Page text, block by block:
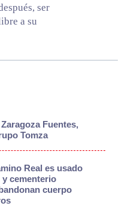
ser
a su
Fuentes,
Tomza
Real es usado
cementerio
cuerpo